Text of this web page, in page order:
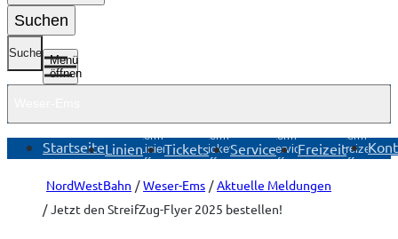
Suchen
Suche
Menü
öffnen
StartseiteLinien
Untermenü
Linien
öffnen
Tickets
Untermenü
Tickets
öffnen
Service
Untermenü
Service
öffnen
Freizeit
Untermenü
Freizeit
öffnen
NordWestBahn Weser-Ems
Aktuelle Meldungen
Jetzt den StreifZug-Flyer 2025 bestellen!